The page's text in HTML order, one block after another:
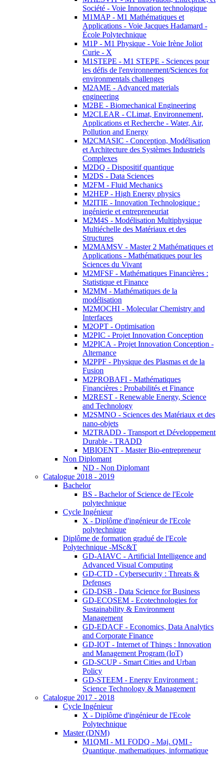
Société - Voie Innovation technologique
M1MAP - M1 Mathématiques et
Applications - Voie Jacques Hadamard -
École Polytechnique
M1P - M1 Physique - Voie Irène Joliot
Curie - X
M1STEPE - M1 STEPE - Sciences pour
les défis de l'environnement/Sciences for
environmentals challenges
M2AME - Advanced materials
engineering
M2BE - Biomechanical Engineering
M2CLEAR - CLimat, Environnement,
Applications et Recherche - Water, Air,
Pollution and Energy
M2CMASIC - Conception, Modélisation
et Architecture des Systèmes Industriels
Complexes
M2DQ - Dispositif quantique
M2DS - Data Sciences
M2FM - Fluid Mechanics
M2HEP - High Energy physics
M2ITIE - Innovation Technologique :
ingénierie et entrepreneuriat
M2M4S - Modélisation Multiphysique
Multiéchelle des Matériaux et des
Structures
M2MAMSV - Master 2 Mathématiques et
Applications - Mathématiques pour les
Sciences du Vivant
M2MFSF - Mathématiques Financières :
Statistique et Finance
M2MM - Mathématiques de la
modélisation
M2MOCHI - Molecular Chemistry and
Interfaces
M2OPT - Optimisation
M2PIC - Projet Innovation Conception
M2PICA - Projet Innovation Conception -
Alternance
M2PPF - Physique des Plasmas et de la
Fusion
M2PROBAFI - Mathématiques
Financières : Probabilités et Finance
M2REST - Renewable Energy, Science
and Technology
M2SMNO - Sciences des Matériaux et des
nano-objets
M2TRADD - Transport et Développement
Durable - TRADD
MBIOENT - Master Bio-entrepreneur
Non Diplomant
ND - Non Diplomant
Catalogue 2018 - 2019
Bachelor
BS - Bachelor of Science de l'Ecole
polytechnique
Cycle Ingénieur
X - Diplôme d'ingénieur de l'Ecole
polytechnique
Diplôme de formation gradué de l'Ecole
Polytechnique -MSc&T
GD-AIAVC - Artificial Intelligence and
Advanced Visual Computing
GD-CTD - Cybersecurity : Threats &
Defenses
GD-DSB - Data Science for Business
GD-ECOSEM - Ecotechnologies for
Sustainability & Environment
Management
GD-EDACF - Economics, Data Analytics
and Corporate Finance
GD-IOT - Internet of Things : Innovation
and Management Program (IoT)
GD-SCUP - Smart Cities and Urban
Policy
GD-STEEM - Energy Environment :
Science Technology & Management
Catalogue 2017 - 2018
Cycle Ingénieur
X - Diplôme d'ingénieur de l'Ecole
Polytechnique
Master (DNM)
M1QMI - M1 FODQ - Maj. QMI -
Quantique, mathematiques, informatique